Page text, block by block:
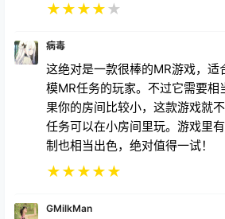
★★★★★
病毒
这绝对是一款很棒的MR游戏，适
模MR任务的玩家。不过它需要相
果你的房间比较小，这款游戏就
任务可以在小房间里玩。游戏里
制也相当出色，绝对值得一试！
★★★★★
GMilkMan